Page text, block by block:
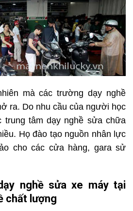
mà các trường dạy nghề
ra. Do nhu cầu của người học
trung tâm dạy nghề sửa chữa
Họ đào tạo nguồn nhân lực
cho các cửa hàng, gara sử
nghề sửa xe máy tại
chất lượng